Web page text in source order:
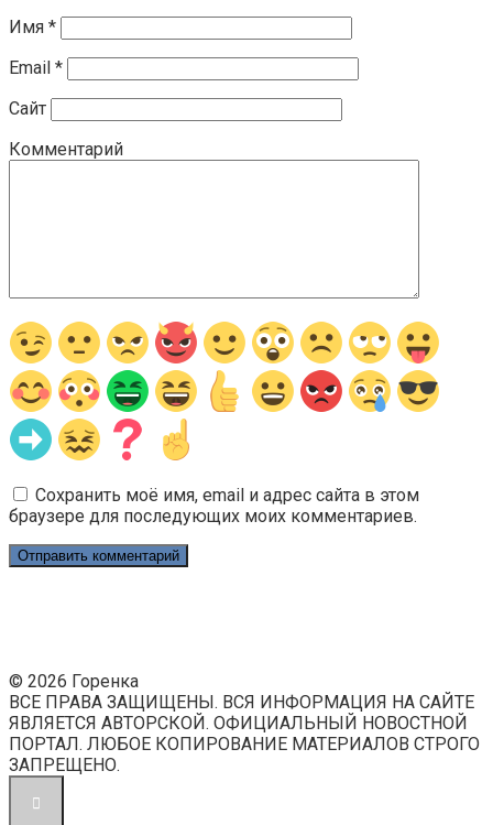
Имя *
Email *
Сайт
Комментарий
Сохранить моё имя, email и адрес сайта в этом
браузере для последующих моих комментариев.
© 2026 Горенка
ВСЕ ПРАВА ЗАЩИЩЕНЫ. ВСЯ ИНФОРМАЦИЯ НА САЙТЕ
ЯВЛЯЕТСЯ АВТОРСКОЙ. ОФИЦИАЛЬНЫЙ НОВОСТНОЙ
ПОРТАЛ. ЛЮБОЕ КОПИРОВАНИЕ МАТЕРИАЛОВ СТРОГО
ЗАПРЕЩЕНО.